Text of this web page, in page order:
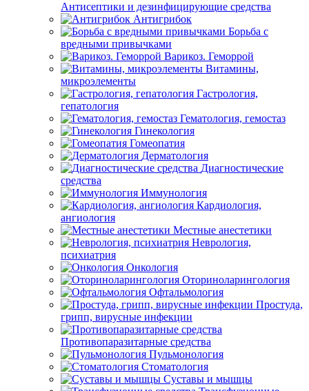
Антисептики и дезинфицирующие средства
Антигрибок
Борьба с
вредными привычками
Варикоз. Геморрой
Витамины,
микроэлементы
Гастрология,
гепатология
Гематология, гемостаз
Гинекология
Гомеопатия
Дерматология
Диагностические
средства
Иммунология
Кардиология,
ангиология
Местные анестетики
Неврология,
психиатрия
Онкология
Оториноларингология
Офтальмология
Простуда,
грипп, вирусные инфекции
Противопаразитарные средства
Пульмонология
Стоматология
Суставы и мышцы